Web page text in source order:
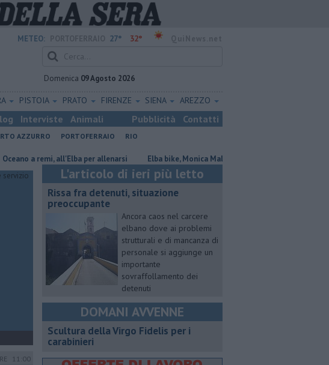
METEO: 27° 32°
Domenica 09 Agosto 2026
PISTOIA PRATO FIRENZE SIENA AREZZO
Interviste Animali Pubblicità Contatti
AZZURRO PORTOFERRAIO RIO
remi, all'Elba per allenarsi Elba bike, Monica Maltinti premiata dal Lions
11:00
L'articolo di ieri più letto
Rissa fra detenuti, situazione
preoccupante
Ancora caos nel carcere
elbano dove ai problemi
strutturali e di mancanza di
personale si aggiunge un
importante
sovraffollamento dei
detenuti
DOMANI AVVENNE
Scultura della Virgo Fidelis per i
carabinieri